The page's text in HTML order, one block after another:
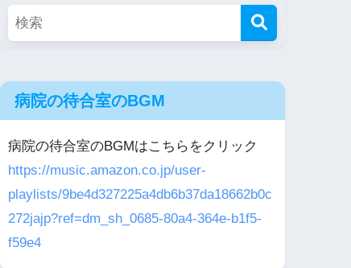
病院の待合室のBGM
病院の待合室のBGMはこちらをクリック
https://music.amazon.co.jp/user-
playlists/9be4d327225a4db6b37da18662b0c
272jajp?ref=dm_sh_0685-80a4-364e-b1f5-
f59e4